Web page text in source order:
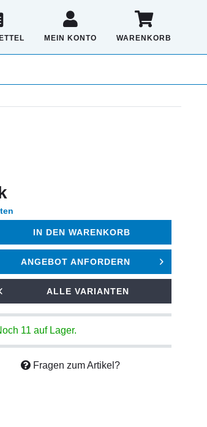
MEIN KONTO WARENKORB
IN DEN WARENKORB
ANGEBOT ANFORDERN
ALLE VARIANTEN
11 auf Lager.
Fragen zum Artikel?